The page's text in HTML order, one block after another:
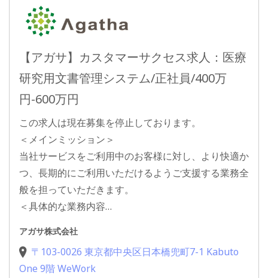
【アガサ】カスタマーサクセス求人：医療
研究用文書管理システム/正社員/400万
円-600万円
この求人は現在募集を停止しております。
＜メインミッション＞
当社サービスをご利用中のお客様に対し、より快適か
つ、長期的にご利用いただけるようご支援する業務全
般を担っていただきます。
＜具体的な業務内容…
アガサ株式会社
〒103-0026 東京都中央区日本橋兜町7-1 Kabuto
One 9階 WeWork